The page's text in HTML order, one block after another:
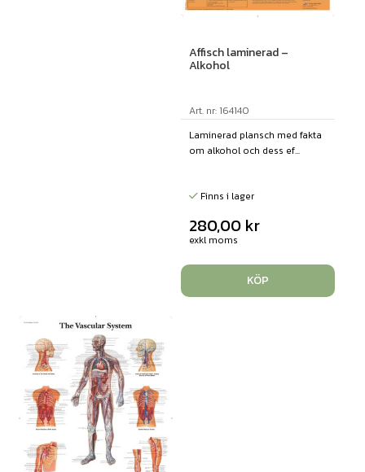
Affisch laminerad –
Alkohol
Art. nr: 164140
Laminerad plansch med fakta
om alkohol och dess ef...
Finns i lager
280,00 kr
exkl moms
KÖP